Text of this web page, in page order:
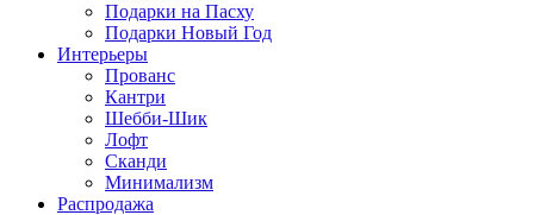
Подарки на Пасху
Подарки Новый Год
Интерьеры
Прованс
Кантри
Шебби-Шик
Лофт
Сканди
Минимализм
Распродажа